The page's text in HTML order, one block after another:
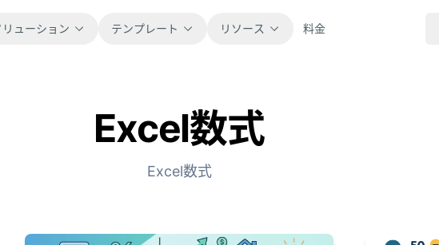
リューション テンプレート
すぐに使えるスプレッドシートテンプレー
リソース
ブログ
製品アップデート、事例、ワークフローの
ヒントを紹介します。
料金
Excel数式
Excel数式